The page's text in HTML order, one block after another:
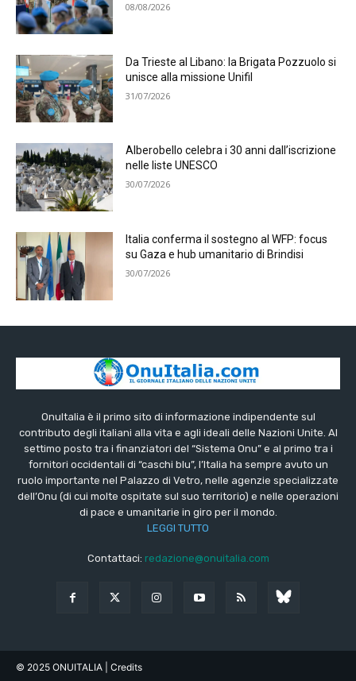
08/08/2026
Da Trieste al Libano: la Brigata Pozzuolo si
unisce alla missione Unifil
31/07/2026
Alberobello celebra i 30 anni dall’iscrizione
nelle liste UNESCO
30/07/2026
Italia conferma il sostegno al WFP: focus
su Gaza e hub umanitario di Brindisi
30/07/2026
OnuItalia è il primo sito di informazione indipendente sul
contributo degli italiani alla vita e agli ideali delle Nazioni Unite. Al
settimo posto tra i finanziatori del “Sistema Onu” e al primo tra i
fornitori occidentali di “caschi blu”, l’Italia ha sempre avuto un
ruolo importante nel Palazzo di Vetro, nelle agenzie specializzate
dell’Onu (di cui molte ospitate sul suo territorio) e nelle operazioni
di pace e umanitarie in giro per il mondo.
LEGGI TUTTO
Contattaci: redazione@onuitalia.com
© 2025 ONUITALIA | Credits